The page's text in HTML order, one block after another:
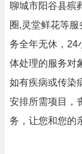
聊城市阳谷县殡
圈,灵堂鲜花等
务全年无休，24
体处理的服务对
如有疾病或传染
安排所需项目，
务，让您和您的